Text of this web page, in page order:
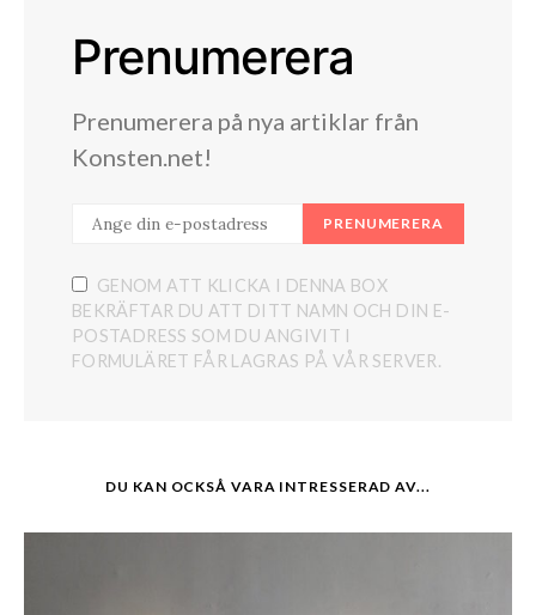
Prenumerera
Prenumerera på nya artiklar från
Konsten.net!
PRENUMERERA
GENOM ATT KLICKA I DENNA BOX
BEKRÄFTAR DU ATT DITT NAMN OCH DIN E-
POSTADRESS SOM DU ANGIVIT I
FORMULÄRET FÅR LAGRAS PÅ VÅR SERVER.
DU KAN OCKSÅ VARA INTRESSERAD AV...